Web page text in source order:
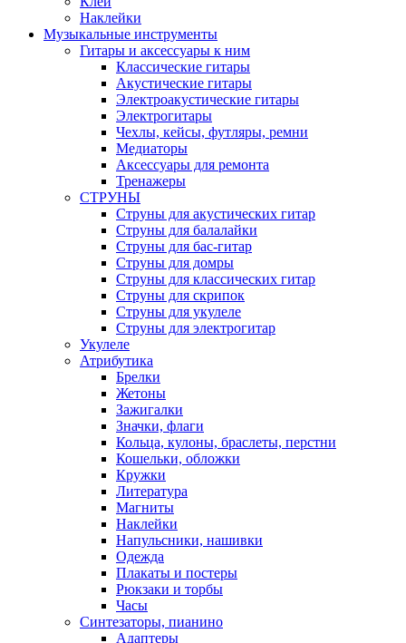
Наклейки
Музыкальные инструменты
Гитары и аксессуары к ним
Классические гитары
Акустические гитары
Электроакустические гитары
Электрогитары
Чехлы, кейсы, футляры, ремни
Медиаторы
Аксессуары для ремонта
Тренажеры
СТРУНЫ
Струны для акустических гитар
Струны для балалайки
Струны для бас-гитар
Струны для домры
Струны для классических гитар
Струны для скрипок
Струны для укулеле
Струны для электрогитар
Укулеле
Атрибутика
Брелки
Жетоны
Зажигалки
Значки, флаги
Кольца, кулоны, браслеты, перстни
Кошельки, обложки
Кружки
Литература
Магниты
Наклейки
Напульсники, нашивки
Одежда
Плакаты и постеры
Рюкзаки и торбы
Часы
Синтезаторы, пианино
Адаптеры